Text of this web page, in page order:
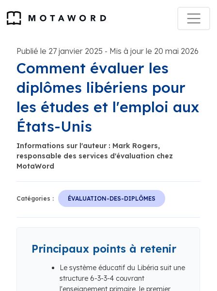
Publié le 27 janvier 2025 - Mis à jour le 20 mai 2026
Comment évaluer les
diplômes libériens pour
les études et l'emploi aux
États-Unis
Informations sur l'auteur : Mark Rogers,
responsable des services d'évaluation chez
MotaWord
Catégories : ÉVALUATION-DES-DIPLÔMES
Principaux points à retenir
Le système éducatif du Libéria suit une
structure 6-3-3-4 couvrant
l'enseignement primaire, le premier